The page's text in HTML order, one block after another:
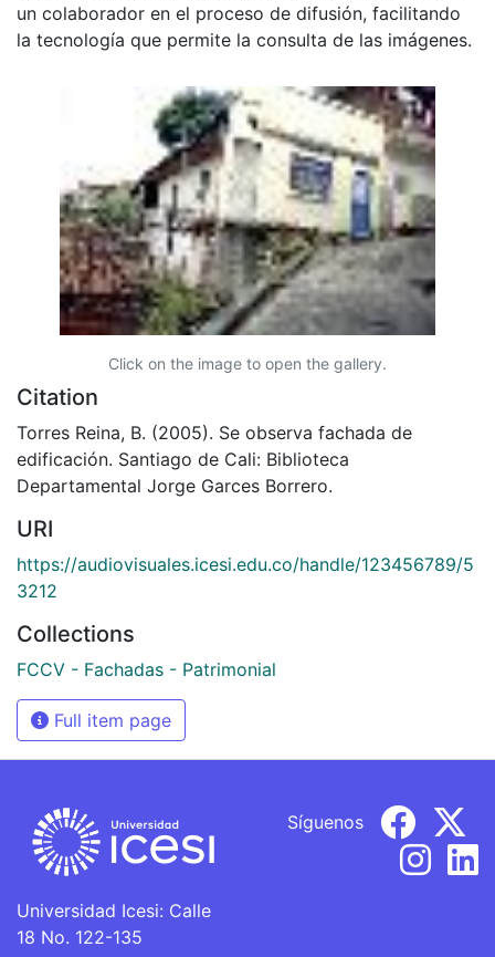
un colaborador en el proceso de difusión, facilitando
la tecnología que permite la consulta de las imágenes.
Click on the image to open the gallery.
Citation
Torres Reina, B. (2005). Se observa fachada de
edificación. Santiago de Cali: Biblioteca
Departamental Jorge Garces Borrero.
URI
https://audiovisuales.icesi.edu.co/handle/123456789/5
3212
Collections
FCCV - Fachadas - Patrimonial
Full item page
Universidad Icesi: Calle
18 No. 122-135
Síguenos